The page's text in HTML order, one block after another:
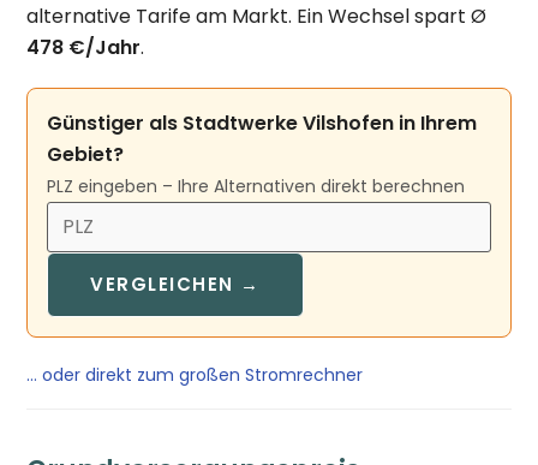
alternative Tarife am Markt. Ein Wechsel spart Ø
478 €/Jahr.
Günstiger als Stadtwerke Vilshofen in Ihrem
Gebiet?
PLZ eingeben – Ihre Alternativen direkt berechnen
VERGLEICHEN →
… oder direkt zum großen Stromrechner